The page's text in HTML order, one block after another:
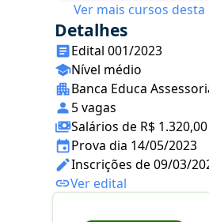
Ver mais cursos
Detalhes
Edital 001/2023
Nível médio
Banca Educa
5 vagas
Salários de R$ 1.320,00
Prova dia 14/05/2023
Inscrições de 09/03/
Ver edital